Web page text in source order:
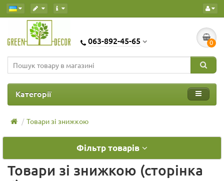
063-892-45-65 0
Категорії
Товари зі знижкою
Фільтр товарів
Товари зі знижкою (сторінка